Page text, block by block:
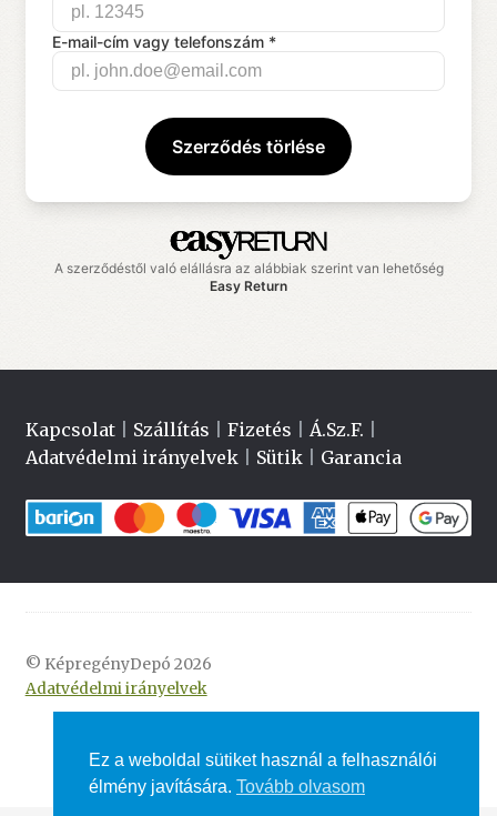
Kapcsolat| Szállítás Fizetés Á.Sz.F.
Adatvédelmi irányelvek| Sütik| Garancia
© KépregényDepó 2026
Adatvédelmi irányelvek
Ez a weboldal sütiket használ a felhasználói
élmény javítására. Tovább olvasom